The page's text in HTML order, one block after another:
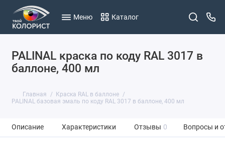
Меню Каталог
PALINAL краска по коду RAL 3017 в
баллоне, 400 мл
Главная
Краска RAL в баллоне
PALINAL базовая эмаль по коду RAL 3017 в баллоне, 400 мл
Описание Характеристики Отзывы 0 Вопросы и